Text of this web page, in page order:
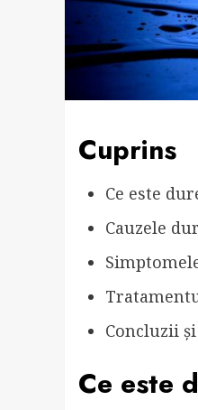
Cuprins
Ce este
Cauzele
Concluzii
Ce este